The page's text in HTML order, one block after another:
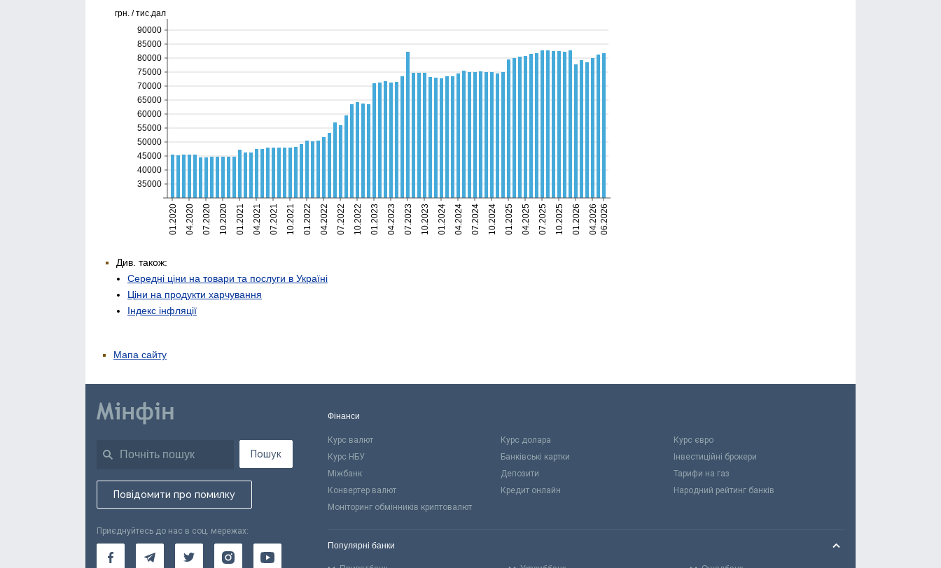
01.2020 04.2020 07.2020 10.2020 01.2021 04.2021 07.2021 10.2021 01.2022 04.2022 07.2022 10.2022 01.2023 04.2023 07.2023 10.2023 01.2024 04.2024 07.2024 10.2024 01.2025 04.2025 07.2025 10.2025 01.2026 04.202606.2026
35000
40000
45000
50000
55000
60000
65000
70000
75000
80000
85000
90000
грн. / тис.дал
Див. також:
Середні ціни на товари та послуги в Україні
Ціни на продукти харчування
Індекс інфляції
Мапа сайту
Пошук
Повідомити про помилку
Приєднуйтесь до нас в соц. мережах:
Фінанси
Курс валют Курс долара
Курс євро
Курс НБУ
Банківські картки
Інвестиційні брокери
Міжбанк
Депозити
Тарифи на газ
Конвертер валют
Кредит онлайн
Народний рейтинг банків
Моніторинг обмінників криптовалют
Популярні банки